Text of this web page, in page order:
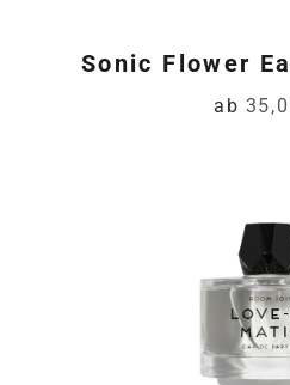
Sonic Flower
ab